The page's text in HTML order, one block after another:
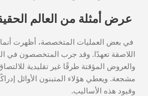
عرض أمثلة من العالم
في بعض العمليات المتخصصة، أظهرت
اللاصقة تعهدًا. وقد جرب المتخصصون في
والعروض المؤقتة طرقًا غير تقليدية
مشجعة. ويعطي هؤلاء المتبنون الأوائل
وقيود هذه الأساليب.